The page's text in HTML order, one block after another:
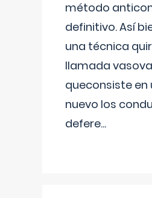
método
definitivo. Así
una técnica
llamada
queconsiste en
nuevo los
defere...